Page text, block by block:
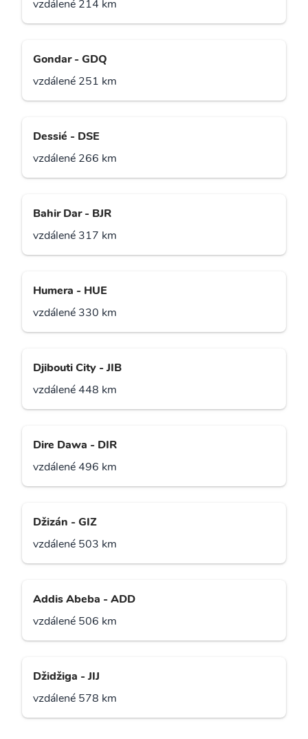
vzdálené 214 km
Gondar - GDQ
vzdálené 251 km
Dessié - DSE
vzdálené 266 km
Bahir Dar - BJR
vzdálené 317 km
Humera - HUE
vzdálené 330 km
Djibouti City - JIB
vzdálené 448 km
Dire Dawa - DIR
vzdálené 496 km
Džizán - GIZ
vzdálené 503 km
Addis Abeba - ADD
vzdálené 506 km
Džidžiga - JIJ
vzdálené 578 km